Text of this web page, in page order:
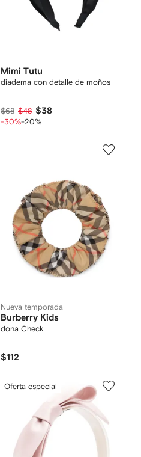
Mimi Tutu
diadema con detalle de moños
$68 $48 $38
-30%-20%
Nueva temporada
Burberry Kids
dona Check
$112
Oferta especial